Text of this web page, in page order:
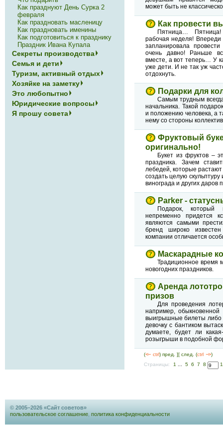
может быть не
Как провести
Пятница…
рабочая неделя!
запланировала
очень давно! Раньше
вместе, а вот теперь… У
уже дети. И не так уж
отдохнуть.
Подарки для
Самым трудным
начальника. Такой
и положению человека, а
нему со стороны
Фруктовый
оригинально!
Букет из фруктов –
праздника. Зачем
лебедей, которые растают
создать целую
винограда и других даров
Parker -
Подарок, который
непременно придется
являются самыми
бренд широко
компании отличается
Маскарадные
Традиционное время
новогодних праздников.
Аренда
призов
Для проведения
например, обыкновенной
выигрышные билеты либо
девочку с бантиком
думаете, будет ли
розыгрыши в подобной
(<-- ctrl) пред. ][ след. (ctrl --> )
Страницы:
1 5 6 7 8
Как празднуют День Сурка 2
февраля
Как праздновать масленицу
Как праздновать именины
Как подготовиться к празднику
Праздник Ивана Купала
Секреты производства
Семья и дети
Туризм, активный отдых
Хозяйке на заметку
Это любопытно
Юридические вопросы
Я прошу совета
© 2005–2026 «Сайт советов»
пользовательское соглашение политика конфиденциальности